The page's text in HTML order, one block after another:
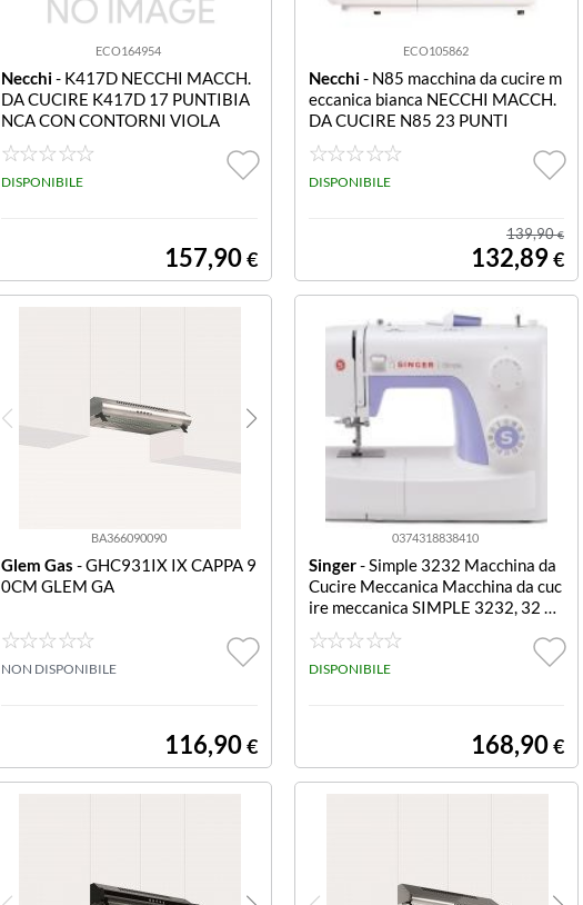
ECO164954
Necchi- K417D NECCHI MACCH.
DA CUCIRE K417D 17 PUNTIBIA
NCA CON CONTORNI VIOLA
DISPONIBILE
157,90€
ECO105862
Necchi- N85 macchina da cucire m
eccanica bianca NECCHI MACCH.
DA CUCIRE N85 23 PUNTI
DISPONIBILE
139,90€
132,89€
BA366090090
Glem Gas - GHC931IX IX CAPPA 9
0CM GLEM GA
NON DISPONIBILE
116,90€
0374318838410
Singer- Simple 3232 Macchina da
Cucire Meccanica Macchina da cuc
ire meccanica SIMPLE 3232, 32 pu
nti utili, Asola automatica in 1 tem
po, infila ago automatico, 1 occhiell
o automatico a 1 tempo, rammendo
DISPONIBILE
168,90€